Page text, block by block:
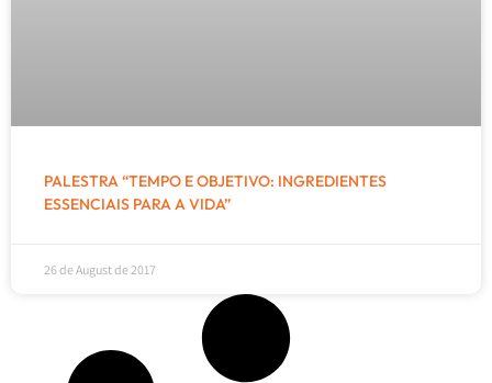
PALESTRA “TEMPO E OBJETIVO: INGREDIENTES
ESSENCIAIS PARA A VIDA”
26 de August de 2017